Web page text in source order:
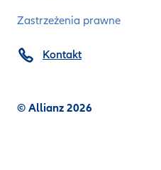
Zastrzeżenia prawne
© Allianz 2026
Kontakt